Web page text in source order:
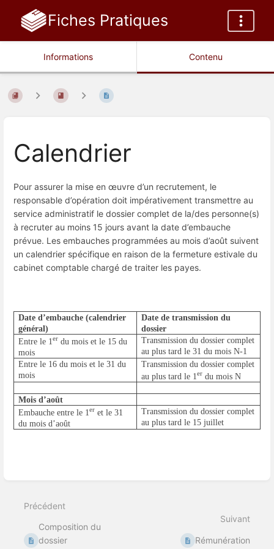
Fiches Pratiques
Informations Contenu
Calendrier
Pour assurer la mise en œuvre d’un recrutement, le
responsable d’opération doit impérativement transmettre au
service administratif le dossier complet de la/des personne(s)
à recruter au moins 15 jours avant la date d’embauche
prévue. Les embauches programmées au mois d’août suivent
un calendrier spécifique en raison de la fermeture estivale du
cabinet comptable chargé de traiter les payes.
Date d’embauche (calendrier
général)
Date de transmission du
dossier
Entre le 1er du mois et le 15 du
mois
Transmission du dossier complet
au plus tard le 31 du mois N-1
Entre le 16 du mois et le 31 du
mois
Transmission du dossier complet
au plus tard le 1er du mois N
Mois d’août
Embauche entre le 1er et le 31
du mois d’août
Transmission du dossier complet
au plus tard le 15 juillet
de
section
Précédent
Composition du
dossier
Suivant
Rémunération